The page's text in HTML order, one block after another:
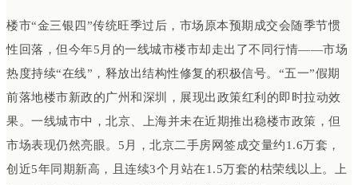
楼市“金三银四”传统旺季过后，市场原本预期成交会随季节惯
性回落，但今年5月的一线城市楼市却走出了不同行情——市场
热度持续“在线”，释放出结构性修复的积极信号。“五一”假期
前落地楼市新政的广州和深圳，展现出政策红利的即时拉动效
果。一线城市中，北京、上海并未在近期推出稳楼市政策，但
市场表现仍然亮眼。5月，北京二手房网签成交量约1.6万套，
创近5年同期新高，且连续3个月站在1.5万套的枯荣线以上。上